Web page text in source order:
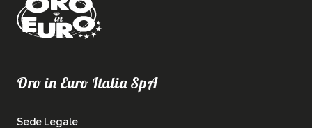
Oro in Euro Italia SpA
Sede Legale